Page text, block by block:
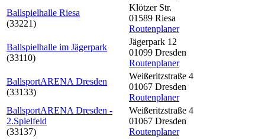
Ballspielhalle Riesa
(33221)
Klötzer Str.
01589 Riesa
Routenplaner
Ballspielhalle im Jägerpark
(33110)
Jägerpark 12
01099 Dresden
Routenplaner
BallsportARENA Dresden
(33133)
Weißeritzstraße 4
01067 Dresden
Routenplaner
BallsportARENA Dresden -
2.Spielfeld
(33137)
Weißeritzstraße 4
01067 Dresden
Routenplaner